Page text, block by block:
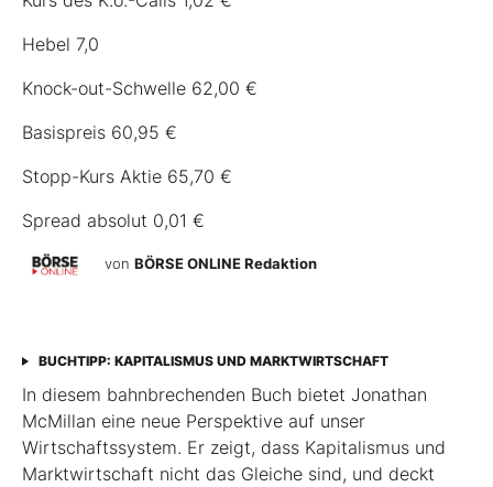
Hebel 7,0
Knock-out-Schwelle 62,00 €
Basispreis 60,95 €
Stopp-Kurs Aktie 65,70 €
Spread absolut 0,01 €
von BÖRSE ONLINE Redaktion
BUCHTIPP: KAPITALISMUS UND MARKTWIRTSCHAFT
In diesem bahnbrechenden Buch bietet Jonathan
McMillan eine neue Perspektive auf unser
Wirtschaftssystem. Er zeigt, dass Kapitalismus und
Marktwirtschaft nicht das Gleiche sind, und deckt